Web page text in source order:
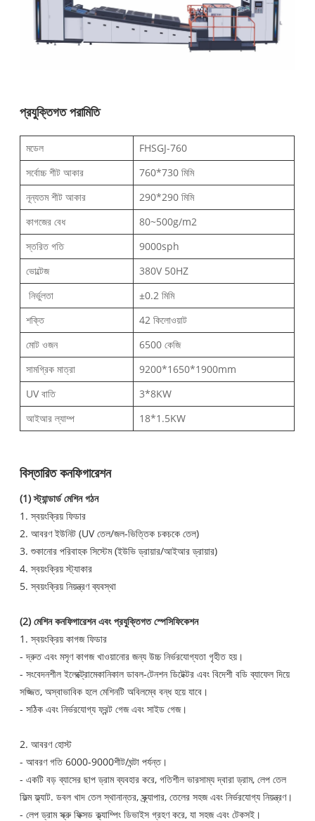
প্রযুক্তিগত পরামিতি
মডেল
FHSGJ-760
সর্বোচ্চ শীট আকার
760*730 মিমি
নূন্যতম শীট আকার
290*290 মিমি
কাগজের বেধ
80~500g/m2
স্তরিত গতি
9000sph
ভোল্টেজ
380V 50HZ
নির্ভুলতা
±0.2 মিমি
শক্তি
42 কিলোওয়াট
মোট ওজন
6500 কেজি
সামগ্রিক মাত্রা
9200*1650*1900mm
UV বাতি
3*8KW
আইআর ল্যাম্প
18*1.5KW
বিস্তারিত কনফিগারেশন
(1) স্ট্যান্ডার্ড মেশিন গঠন
1. স্বয়ংক্রিয় ফিডার
2. আবরণ ইউনিট (UV তেল/জল-ভিত্তিক চকচকে তেল)
3. শুকানোর পরিবাহক সিস্টেম (ইউভি ড্রায়ার/আইআর ড্রায়ার)
4. স্বয়ংক্রিয় স্ট্যাকার
5. স্বয়ংক্রিয় নিয়ন্ত্রণ ব্যবস্থা
(2) মেশিন কনফিগারেশন এবং প্রযুক্তিগত স্পেসিফিকেশন
1. স্বয়ংক্রিয় কাগজ ফিডার
- দ্রুত এবং মসৃণ কাগজ খাওয়ানোর জন্য উচ্চ নির্ভরযোগ্যতা গৃহীত হয়।
- সংবেদনশীল ইলেক্ট্রোমেকানিকাল ডাবল-টেনশন ডিটেক্টর এবং বিদেশী বডি ব্যাফেল দিয়ে
সজ্জিত, অস্বাভাবিক হলে মেশিনটি অবিলম্বে বন্ধ হয়ে যাবে।
- সঠিক এবং নির্ভরযোগ্য ফ্রন্ট গেজ এবং সাইড গেজ।
2. আবরণ হোস্ট
- আবরণ গতি 6000-9000শীট/ঘন্টা পর্যন্ত।
- একটি বড় ব্যাসের ছাপ ড্রাম ব্যবহার করে, গতিশীল ভারসাম্য দ্বারা ড্রাম, লেপ তেল
ফিল্ম ফ্ল্যাট. ডবল খাদ তেল স্থানান্তর, স্ক্র্যাপার, তেলের সহজ এবং নির্ভরযোগ্য নিয়ন্ত্রণ।
- লেপ ড্রাম স্ক্রু ফিক্সড ক্ল্যাম্পিং ডিভাইস গ্রহণ করে, যা সহজ এবং টেকসই।